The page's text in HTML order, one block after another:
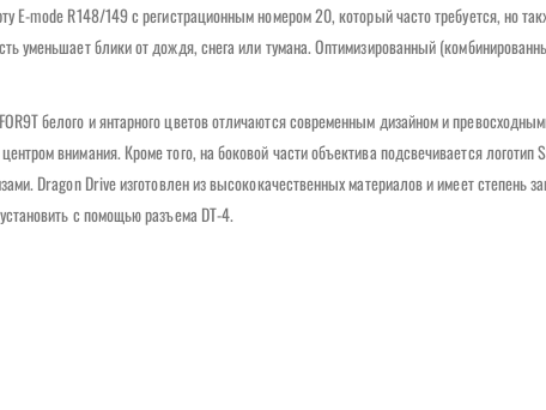
E-mode R148/149 с регистрационным номером 20, который часто требуется, но
уменьшает блики от дождя, снега или тумана. Оптимизированный
белого и янтарного цветов отличаются современным дизайном и
внимания. Кроме того, на боковой части объектива подсвечивается логотип
Dragon Drive изготовлен из высококачественных материалов и имеет
с помощью разъема DT-4.